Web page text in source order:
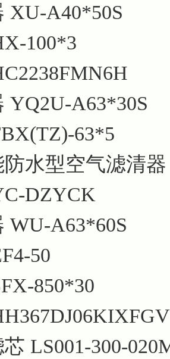
XU-A40*50S
100*3
YQ2U-A63*30S
63*5
水型空气滤清器
DZYCK
WU-A63*60S
50
850*30
LS001-300-